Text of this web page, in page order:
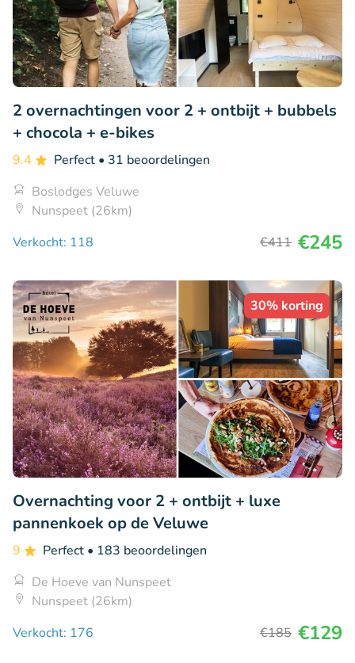
2 overnachtingen voor 2 + ontbijt + bubbels
+ chocola + e-bikes
9.4 Perfect • 31 beoordelingen
Boslodges Veluwe
Nunspeet (26km)
Verkocht: 118
€411 €245
30% korting
Overnachting voor 2 + ontbijt + luxe
pannenkoek op de Veluwe
9 Perfect • 183 beoordelingen
De Hoeve van Nunspeet
Nunspeet (26km)
Verkocht: 176
€185 €129